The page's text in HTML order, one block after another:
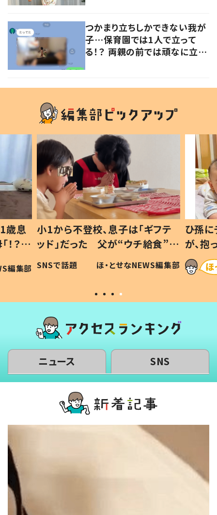
つかまり立ちしかできない我が
子…保育園では1人で立って
る！？ 両親の前では頑なに立た
部
小1から不登校、息子は「ギフテ
ッド」だった 父が“ウチ給食”を
作り続ける理由とは #令和の親
#令和の子
SNSで話題 ほ・とせなNEWS編集部
ひ孫にデ
が、抱っ
「涙が出ま
い」
ニュース SNS